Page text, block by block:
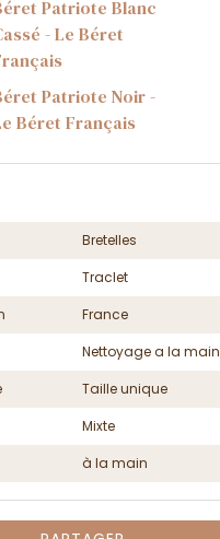
Patriote Blanc
- Le Béret
Patriote Noir -
Béret Français
Bretelles
Traclet
France
Nettoyage a la main
Taille unique
Mixte
à la main